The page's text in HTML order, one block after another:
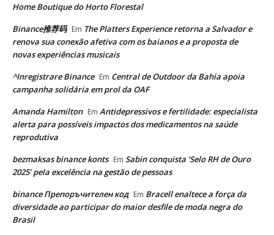
Home Boutique do Horto Florestal
Binance推荐码 Em The Platters Experience retorna a Salvador e
renova sua conexão afetiva com os baianos e a proposta de
novas experiências musicais
^Inregistrare Binance Em Central de Outdoor da Bahia apoia
campanha solidária em prol da OAF
Amanda Hamilton Em Antidepressivos e fertilidade: especialista
alerta para possíveis impactos dos medicamentos na saúde
reprodutiva
bezmaksas binance konts Em Sabin conquista ‘Selo RH de Ouro
2025’ pela excelência na gestão de pessoas
binance Препоръчителен код Em Bracell enaltece a força da
diversidade ao participar do maior desfile de moda negra do
Brasil